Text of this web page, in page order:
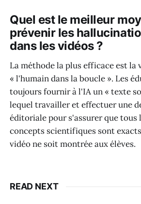
Quel est le meilleur
prévenir les
dans les vidéos ?
La méthode la plus efficace est
« l'humain dans la boucle ». Les
toujours fournir à l'IA un « texte
lequel travailler et effectuer une
éditoriale pour s'assurer que tous
concepts scientifiques sont
vidéo ne soit montrée aux élèves.
READ NEXT